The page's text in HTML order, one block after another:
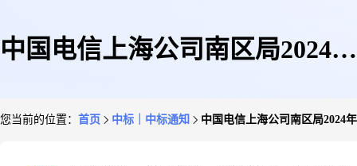
中国电信上海公司南区局2024年
您当前的位置： 首页 中标｜中标通知 中国电信上海公司南区局2024